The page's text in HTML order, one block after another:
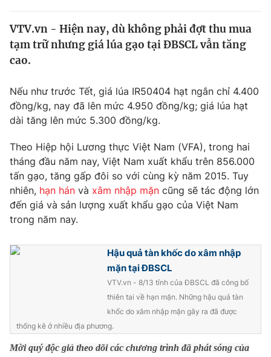
Thế giới
Thế giới đó đây
Câu chuyện quốc tế
Kinh tế
Tài chính
Thị trường
Góc doanh nghiệp
Dữ liệu và đời sống
Truyền hình
Phim VTV
Hậu trường
Khán giả
Giải trí
Điện ảnh
Âm nhạc
Du lịch
Hitech Công nghệ tương lai
Sản phẩm
Giao lưu trực tuyến
VTV.vn - Hiện nay, dù không phải đợt thu mua
tạm trữ nhưng giá lúa gạo tại ĐBSCL vẫn tăng
cao.
Nếu như trước Tết, giá lúa IR50404 hạt ngắn chỉ 4.400
đồng/kg, nay đã lên mức 4.950 đồng/kg; giá lúa hạt
dài tăng lên mức 5.300 đồng/kg.
Theo Hiệp hội Lương thực Việt Nam (VFA), trong hai
tháng đầu năm nay, Việt Nam xuất khẩu trên 856.000
tấn gạo, tăng gấp đôi so với cùng kỳ năm 2015. Tuy
nhiên, hạn hán và xâm nhập mặn cũng sẽ tác động lớn
đến giá và sản lượng xuất khẩu gạo của Việt Nam
trong năm nay.
Hậu quả tàn khốc do xâm nhập
mặn tại ĐBSCL
VTV.vn - 8/13 tỉnh của ĐBSCL đã công bố
thiên tai về hạn mặn. Những hậu quả tàn
khốc do xâm nhập mặn gây ra đã được
thống kê ở nhiều địa phương.
Mời quý độc giả theo dõi các chương trình đã phát sóng của